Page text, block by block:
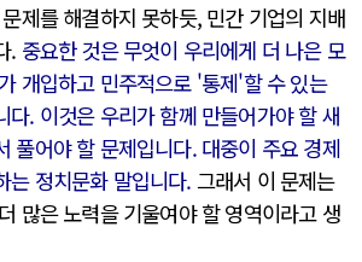
제를 해결하지 못하듯, 민간 기업의 지배
. 중요한 것은 무엇이 우리에게 더 나은 모
개입하고 민주적으로 '통제'할 수 있는
다. 이것은 우리가 함께 만들어가야 할 새
풀어야 할 문제입니다. 대중이 주요 경제
는 정치문화 말입니다. 그래서 이 문제는
많은 노력을 기울여야 할 영역이라고 생